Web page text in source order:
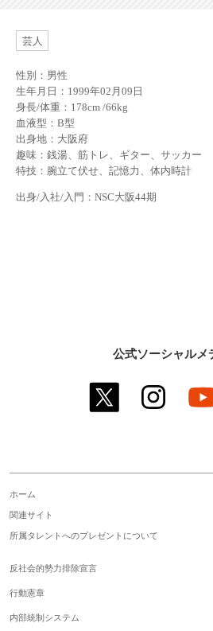
芸人
性別：男性
生年月日：1999年02月09日
身長/体重：178cm /66kg
血液型：B型
出身地：大阪府
趣味：銭湯、筋トレ、ギター、サッカー
特技：腕立て伏せ、記憶力、体内時計
出身/入社/入門：NSC大阪44期
公式ソーシャルメ
twitter
ホーム
関連サイト
所属タレントへのプレゼントについて
反社会的勢力排除宣言
行動憲章
内部統制システム